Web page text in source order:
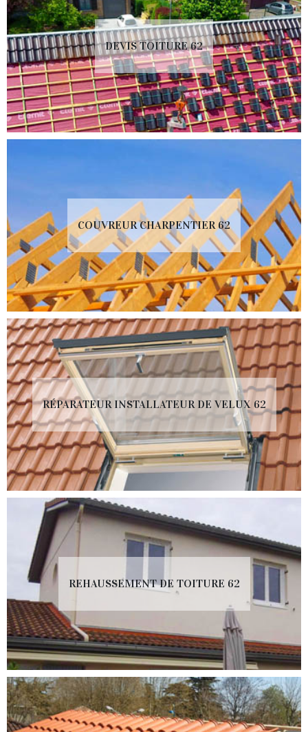
DEVIS TOITURE 62
COUVREUR CHARPENTIER 62
RÉPARATEUR INSTALLATEUR DE VELUX 62
REHAUSSEMENT DE TOITURE 62